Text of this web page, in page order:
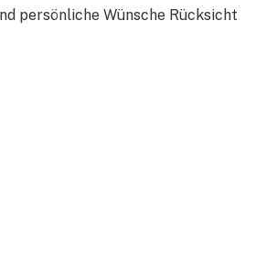
persönliche Wünsche Rücksicht